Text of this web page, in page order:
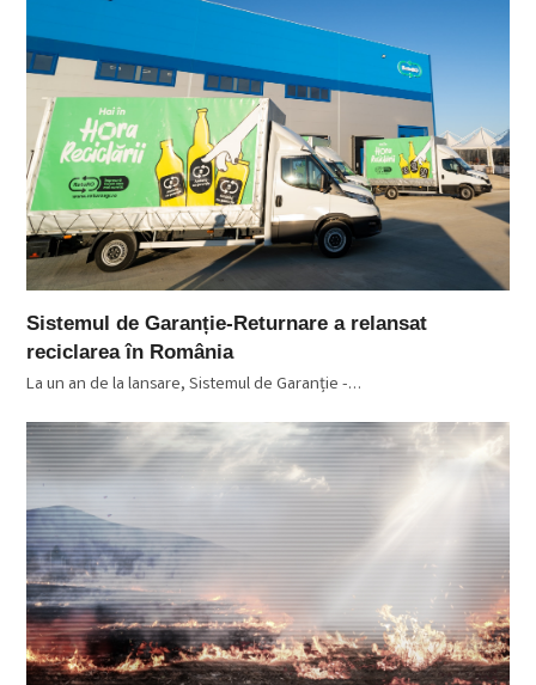
Sistemul de Garanție-Returnare a relansat
reciclarea în România
La un an de la lansare, Sistemul de Garanție -…